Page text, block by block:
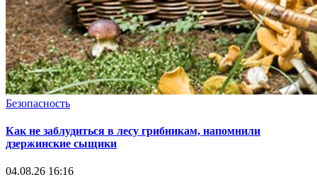
Безопасность
Как не заблудиться в лесу грибникам, напомнили
дзержинские сыщики
04.08.26 16:16